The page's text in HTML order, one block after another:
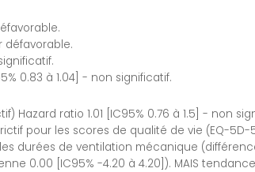
défavorable.
0.83 à 1.04] - non significatif.
Hazard ratio 1.01 [IC95% 0.76 à 1.5] - non
pour les scores de qualité de vie (EQ-5D-
durées de ventilation mécanique
0.00 [IC95% -4.20 à 4.20]). MAIS